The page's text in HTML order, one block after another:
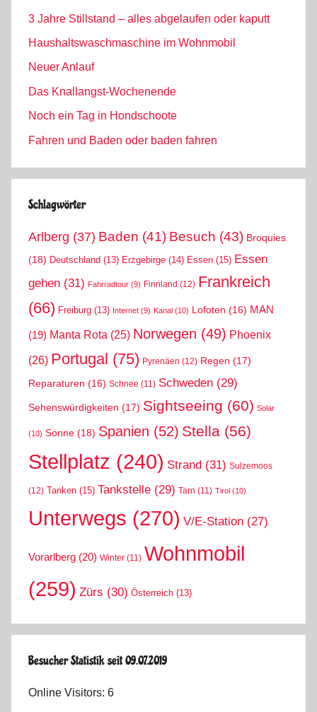
3 Jahre Stillstand – alles abgelaufen oder kaputt
Haushaltswaschmaschine im Wohnmobil
Neuer Anlauf
Das Knallangst-Wochenende
Noch ein Tag in Hondschoote
Fahren und Baden oder baden fahren
Schlagwörter
Arlberg (37) Baden (41) Besuch (43) Broquies
(18) Deutschland (13) Erzgebirge (14) Essen (15) Essen
gehen (31) Fahrradtour (9) Finnland (12) Frankreich
(66) Freiburg (13) Internet (9) Kanal (10) Lofoten (16) MAN
(19) Manta Rota (25) Norwegen (49) Phoenix
(26) Portugal (75) Pyrenäen (12) Regen (17)
Reparaturen (16) Schnee (11) Schweden (29)
Sehenswürdigkeiten (17) Sightseeing (60) Solar
(10) Sonne (18) Spanien (52) Stella (56)
Stellplatz (240) Strand (31) Sulzemoos
(12) Tanken (15) Tankstelle (29) Tarn (11) Tirol (10)
Unterwegs (270) V/E-Station (27)
Vorarlberg (20) Winter (11) Wohnmobil
(259) Zürs (30) Österreich (13)
Besucher Statistik seit 09.07.2019
Online Visitors: 6